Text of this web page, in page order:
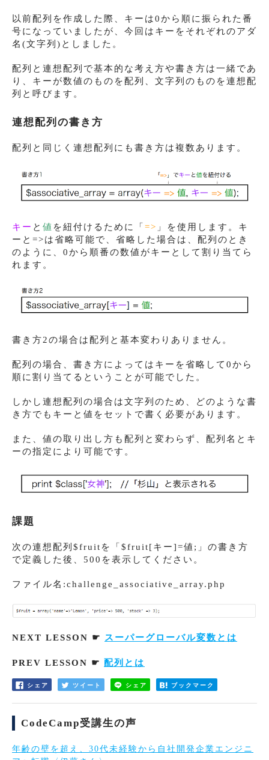
以前配列を作成した際、キーは0から順に振られた番
号になっていましたが、今回はキーをそれぞれのアダ
名(文字列)としました。
配列と連想配列で基本的な考え方や書き方は一緒であ
り、キーが数値のものを配列、文字列のものを連想配
列と呼びます。
連想配列の書き方
配列と同じく連想配列にも書き方は複数あります。
キー と 値 を紐付けるために「 => 」を使用します。キ
ーと=>は省略可能で、省略した場合は、配列のとき
のように、0から順番の数値がキーとして割り当てら
れます。
書き方2の場合は配列と基本変わりありません。
配列の場合、書き方によってはキーを省略して0から
順に割り当てるということが可能でした。
しかし連想配列の場合は文字列のため、どのような書
き方でもキーと値をセットで書く必要があります。
また、値の取り出し方も配列と変わらず、配列名とキ
ーの指定により可能です。
課題
次の連想配列$fruitを「$fruit[キー]=値;」の書き方
で定義した後、500を表示してください。
ファイル名:challenge_associative_array.php
NEXT LESSON ☛ スーパーグローバル変数とは
PREV LESSON ☛ 配列とは
シェア ツイート シェア ブックマーク
CodeCamp受講生の声
年齢の壁を超え、30代未経験から自社開発企業エンジニ